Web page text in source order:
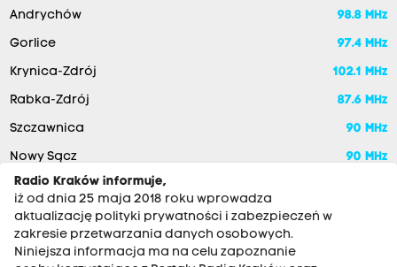
Andrychów 98.8 MHz
Gorlice 97.4 MHz
Krynica-Zdrój 102.1 MHz
Rabka-Zdrój 87.6 MHz
Szczawnica 90 MHz
Nowy Sącz
90 MHz
Radio Kraków informuje,
iż od dnia 25 maja 2018 roku wprowadza
aktualizację polityki prywatności i zabezpieczeń w
zakresie przetwarzania danych osobowych.
Niniejsza informacja ma na celu zapoznanie